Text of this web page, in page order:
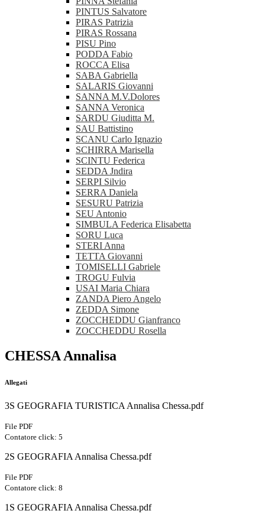
PINTUS Salvatore
PIRAS Patrizia
PIRAS Rossana
PISU Pino
PODDA Fabio
ROCCA Elisa
SABA Gabriella
SALARIS Giovanni
SANNA M.V.Dolores
SANNA Veronica
SARDU Giuditta M.
SAU Battistino
SCANU Carlo Ignazio
SCHIRRA Marisella
SCINTU Federica
SEDDA Jndira
SERPI Silvio
SERRA Daniela
SESURU Patrizia
SEU Antonio
SIMBULA Federica Elisabetta
SORU Luca
STERI Anna
TETTA Giovanni
TOMISELLI Gabriele
TROGU Fulvia
USAI Maria Chiara
ZANDA Piero Angelo
ZEDDA Simone
ZOCCHEDDU Gianfranco
ZOCCHEDDU Rosella
CHESSA Annalisa
Allegati
3S GEOGRAFIA TURISTICA Annalisa Chessa.pdf
File PDF
Contatore click: 5
2S GEOGRAFIA Annalisa Chessa.pdf
File PDF
Contatore click: 8
1S GEOGRAFIA Annalisa Chessa.pdf